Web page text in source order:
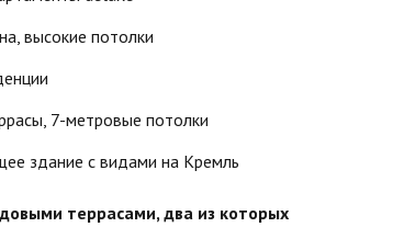
высокие потолки
7-метровые потолки
здание с видами на Кремль
террасами, два из которых